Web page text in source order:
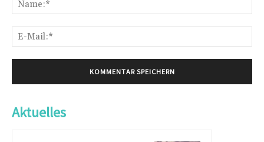
Aktuelles